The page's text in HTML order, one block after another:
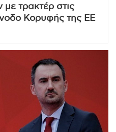
τρακτέρ στις
Κορυφής της ΕΕ